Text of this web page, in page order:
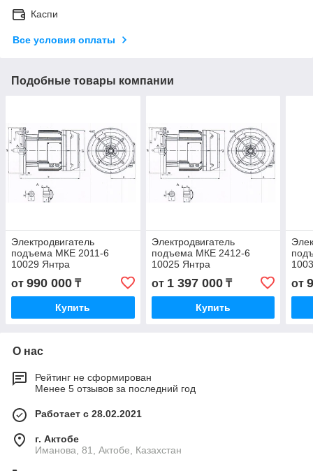
Каспи
Все условия оплаты
Подобные товары компании
Электродвигатель
подъема МКЕ 2011-6
10029 Янтра
от 990 000 ₸
Купить
Электродвигатель
подъема МКЕ 2412-6
10025 Янтра
от 1 397 000₸
Купить
от
О нас
Рейтинг не сформирован
Менее 5 отзывов за последний год
Работает с 28.02.2021
г. Актобе
Иманова, 81, Актобе, Казахстан